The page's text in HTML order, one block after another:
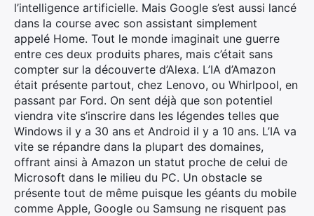
l’intelligence artificielle. Mais Google s’est aussi lancé
dans la course avec son assistant simplement
appelé Home. Tout le monde imaginait une guerre
entre ces deux produits phares, mais c’était sans
compter sur la découverte d’Alexa. L’IA d’Amazon
était présente partout, chez Lenovo, ou Whirlpool, en
passant par Ford. On sent déjà que son potentiel
viendra vite s’inscrire dans les légendes telles que
Windows il y a 30 ans et Android il y a 10 ans. L’IA va
vite se répandre dans la plupart des domaines,
offrant ainsi à Amazon un statut proche de celui de
Microsoft dans le milieu du PC. Un obstacle se
présente tout de même puisque les géants du mobile
comme Apple, Google ou Samsung ne risquent pas